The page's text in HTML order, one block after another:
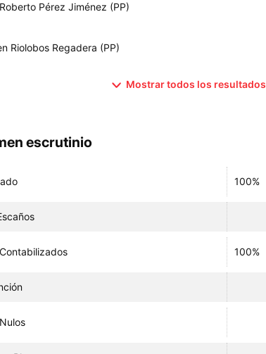
Pérez Jiménez (PP)
Riolobos Regadera (PP)
Mostrar todos los resultados
escrutinio
100%
100%